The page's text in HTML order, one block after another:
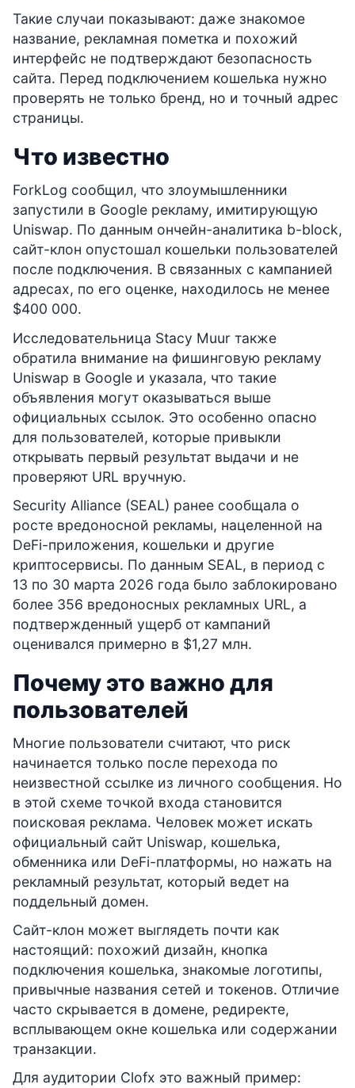
Такие случаи показывают: даже знакомое
название, рекламная пометка и похожий
интерфейс не подтверждают безопасность
сайта. Перед подключением кошелька нужно
проверять не только бренд, но и точный адрес
страницы.
Что известно
ForkLog сообщил, что злоумышленники
запустили в Google рекламу, имитирующую
Uniswap. По данным ончейн-аналитика b-block,
сайт-клон опустошал кошельки пользователей
после подключения. В связанных с кампанией
адресах, по его оценке, находилось не менее
$400 000.
Исследовательница Stacy Muur также
обратила внимание на фишинговую рекламу
Uniswap в Google и указала, что такие
объявления могут оказываться выше
официальных ссылок. Это особенно опасно
для пользователей, которые привыкли
открывать первый результат выдачи и не
проверяют URL вручную.
Security Alliance (SEAL) ранее сообщала о
росте вредоносной рекламы, нацеленной на
DeFi-приложения, кошельки и другие
криптосервисы. По данным SEAL, в период с
13 по 30 марта 2026 года было заблокировано
более 356 вредоносных рекламных URL, а
подтвержденный ущерб от кампаний
оценивался примерно в $1,27 млн.
Почему это важно для
пользователей
Многие пользователи считают, что риск
начинается только после перехода по
неизвестной ссылке из личного сообщения. Но
в этой схеме точкой входа становится
поисковая реклама. Человек может искать
официальный сайт Uniswap, кошелька,
обменника или DeFi-платформы, но нажать на
рекламный результат, который ведет на
поддельный домен.
Сайт-клон может выглядеть почти как
настоящий: похожий дизайн, кнопка
подключения кошелька, знакомые логотипы,
привычные названия сетей и токенов. Отличие
часто скрывается в домене, редиректе,
всплывающем окне кошелька или содержании
транзакции.
Для аудитории Clofx это важный пример: